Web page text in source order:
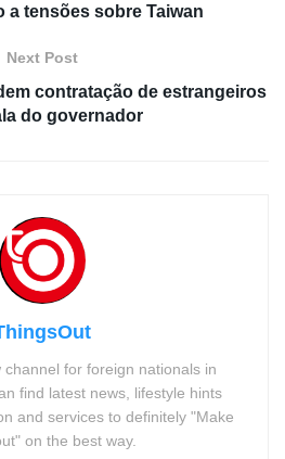
a tensões sobre Taiwan
Next Post
contratação de estrangeiros
do governador
for foreign nationals in
find latest news, lifestyle hints
and services to definitely "Make
on the best way.